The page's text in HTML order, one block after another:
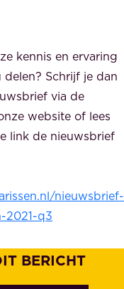
kennis en ervaring
Schrijf je dan
via de
website of lees
link de nieuwsbrief
nieuwsbrief-
2021-q3
BERICHT